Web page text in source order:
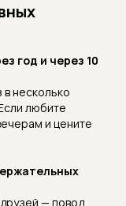
год и через 10
несколько
любите
и цените
— повод